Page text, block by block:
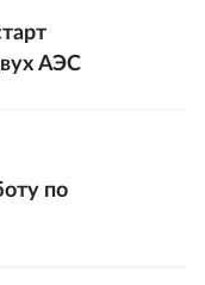
АЭС
по